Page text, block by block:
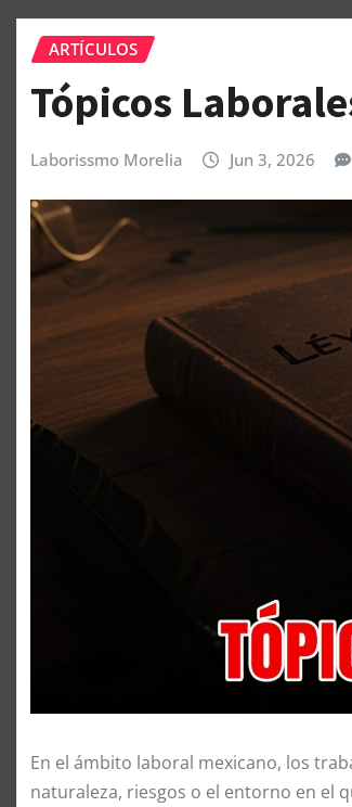
ARTÍCULOS
Tópicos
Laborissmo Morelia Jun 3, 2026
En el ámbito laboral mexicano, los
naturaleza, riesgos o el entorno en el